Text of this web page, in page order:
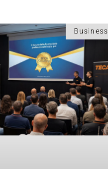
Business